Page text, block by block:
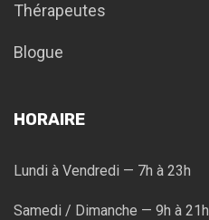
Thérapeutes
Blogue
HORAIRE
Lundi à Vendredi — 7h à 23h
Samedi / Dimanche — 9h à 21h